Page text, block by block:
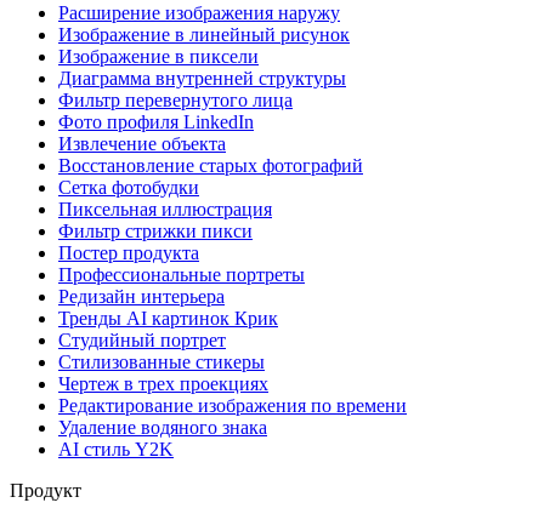
Расширение изображения наружу
Изображение в линейный рисунок
Изображение в пиксели
Диаграмма внутренней структуры
Фильтр перевернутого лица
Фото профиля LinkedIn
Извлечение объекта
Восстановление старых фотографий
Сетка фотобудки
Пиксельная иллюстрация
Фильтр стрижки пикси
Постер продукта
Профессиональные портреты
Редизайн интерьера
Тренды AI картинок Крик
Студийный портрет
Стилизованные стикеры
Чертеж в трех проекциях
Редактирование изображения по времени
Удаление водяного знака
AI стиль Y2K
Продукт